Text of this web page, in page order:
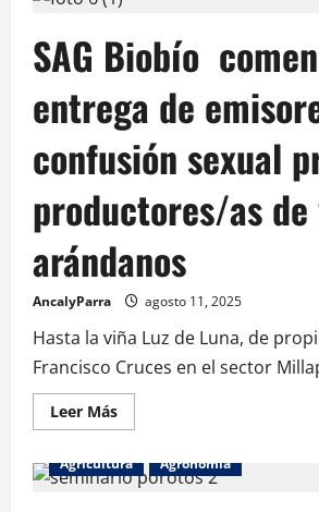
SAG Biobío
entrega de
confusión sexual
productores/as de
arándanos
AncalyParra agosto 11, 2025
Hasta la viña Luz de Luna, de
Francisco Cruces en el sector
Leer Más
Agricultura Agronomía